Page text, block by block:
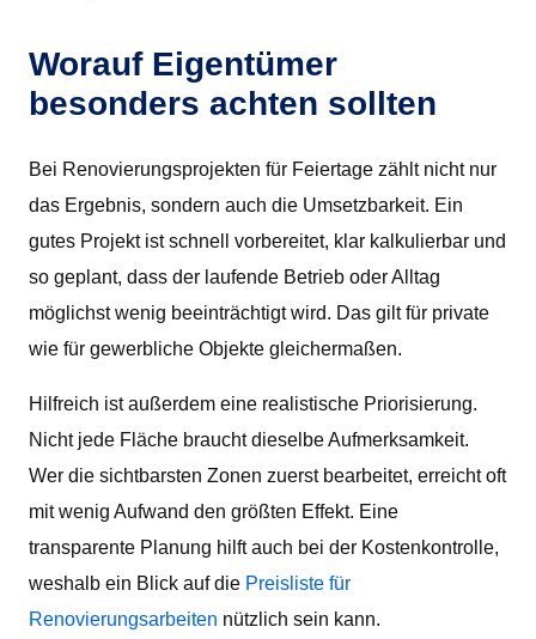
Worauf Eigentümer
besonders achten sollten
Bei Renovierungsprojekten für Feiertage zählt nicht nur
das Ergebnis, sondern auch die Umsetzbarkeit. Ein
gutes Projekt ist schnell vorbereitet, klar kalkulierbar und
so geplant, dass der laufende Betrieb oder Alltag
möglichst wenig beeinträchtigt wird. Das gilt für private
wie für gewerbliche Objekte gleichermaßen.
Hilfreich ist außerdem eine realistische Priorisierung.
Nicht jede Fläche braucht dieselbe Aufmerksamkeit.
Wer die sichtbarsten Zonen zuerst bearbeitet, erreicht oft
mit wenig Aufwand den größten Effekt. Eine
transparente Planung hilft auch bei der Kostenkontrolle,
weshalb ein Blick auf die Preisliste für
Renovierungsarbeiten nützlich sein kann.